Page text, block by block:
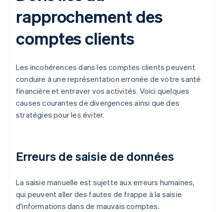
rapprochement des
comptes clients
Les incohérences dans les comptes clients peuvent
conduire à une représentation erronée de votre santé
financière et entraver vos activités. Voici quelques
causes courantes de divergences ainsi que des
stratégies pour les éviter.
Erreurs de saisie de données
La saisie manuelle est sujette aux erreurs humaines,
qui peuvent aller des fautes de frappe à la saisie
d'informations dans de mauvais comptes.